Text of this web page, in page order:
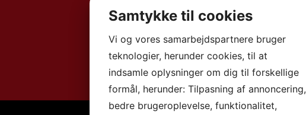
Samtykke til cookies
Vi og vores samarbejdspartnere bruger
teknologier, herunder cookies, til at
indsamle oplysninger om dig til forskellige
formål, herunder: Tilpasning af annoncering,
bedre brugeroplevelse, funktionalitet,